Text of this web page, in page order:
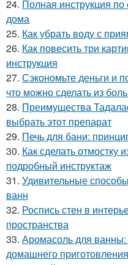
24. Полная инструкция
дома
25. Как убрать воду с
26. Как повесить три
инструкция
27. Сэкономьте деньги и
что можно сделать из
28. Преимущества
выбрать этот препарат
29. Печь для бани:
30. Как сделать отмостку
подробный инструктаж
31. Удивительные
ванн
32. Роспись стен в
пространства
33. Аромасоль для ванны:
домашнего приготовления